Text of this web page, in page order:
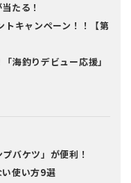
たる！
トキャンペーン！！【第
海釣りデビュー応援」
バケツ」が便利！
使い方9選